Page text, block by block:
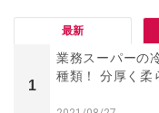
最新
1
業務スーパーの
種類！ 分厚く柔